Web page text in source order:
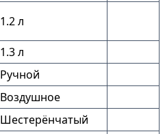
1.2 л
1.3 л
Ручной
Воздушное
Шестерёнчатый